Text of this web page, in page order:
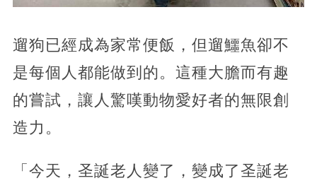
遛狗已經成為家常便飯，但遛鱷魚卻不
是每個人都能做到的。這種大膽而有趣
的嘗試，讓人驚嘆動物愛好者的無限創
造力。
「今天，圣誕老人變了，變成了圣誕老